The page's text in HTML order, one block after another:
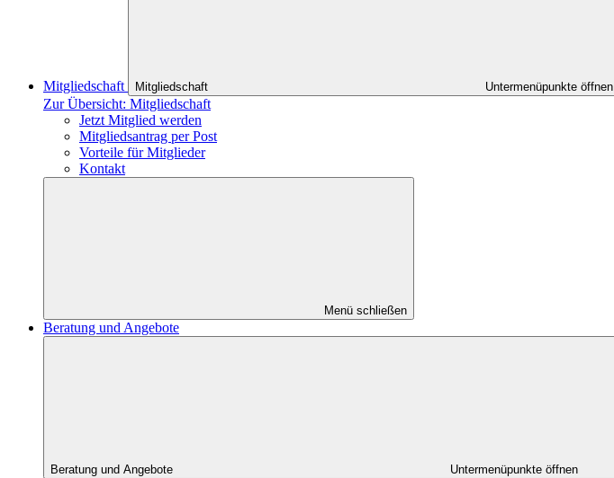
Mitgliedschaft Mitgliedschaft Untermenüpunkte öffnen
Zur Übersicht: Mitgliedschaft
Jetzt Mitglied werden
Mitgliedsantrag per Post
Vorteile für Mitglieder
Kontakt
Menü schließen
Beratung und Angebote
Beratung und Angebote Untermenüpunkte öffnen